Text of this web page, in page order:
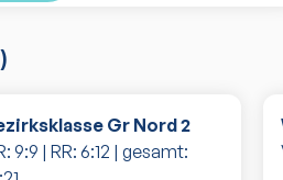
)
Gr Nord 2
9:9 | RR: 6:12 | gesamt: